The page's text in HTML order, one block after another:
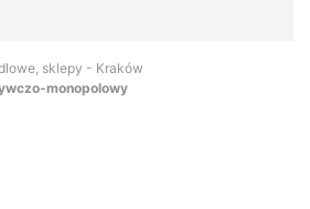
sklepy - Kraków
monopolowy